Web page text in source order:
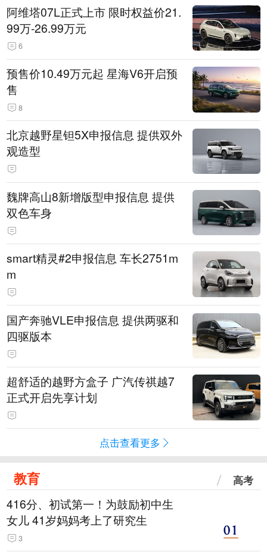
阿维塔07L正式上市 限时权益价21.
99万-26.99万元
6
预售价10.49万元起 星海V6开启预
售
8
北京越野星钽5X申报信息 提供双外
观造型
魏牌高山8新增版型申报信息 提供
双色车身
smart精灵#2申报信息 车长2751m
m
国产奔驰VLE申报信息 提供两驱和
四驱版本
超舒适的越野方盒子 广汽传祺越7
正式开启先享计划
点击查看更多
教育 高考
416分、初试第一！为鼓励初中生
女儿 41岁妈妈考上了研究生
3